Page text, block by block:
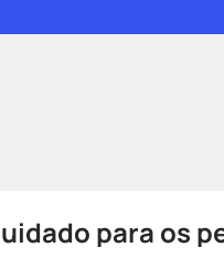
para os